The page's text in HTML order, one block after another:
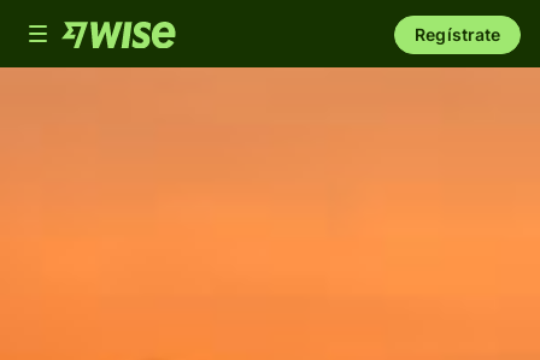
Toggle
navigation
Regístrate